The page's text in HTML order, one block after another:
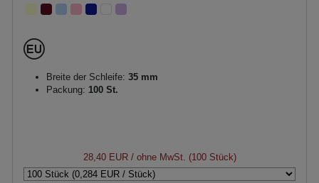
Breite der Schleife: 35 mm
Packung: 100 St.
28,40 EUR/ ohne MwSt. (100 Stück)